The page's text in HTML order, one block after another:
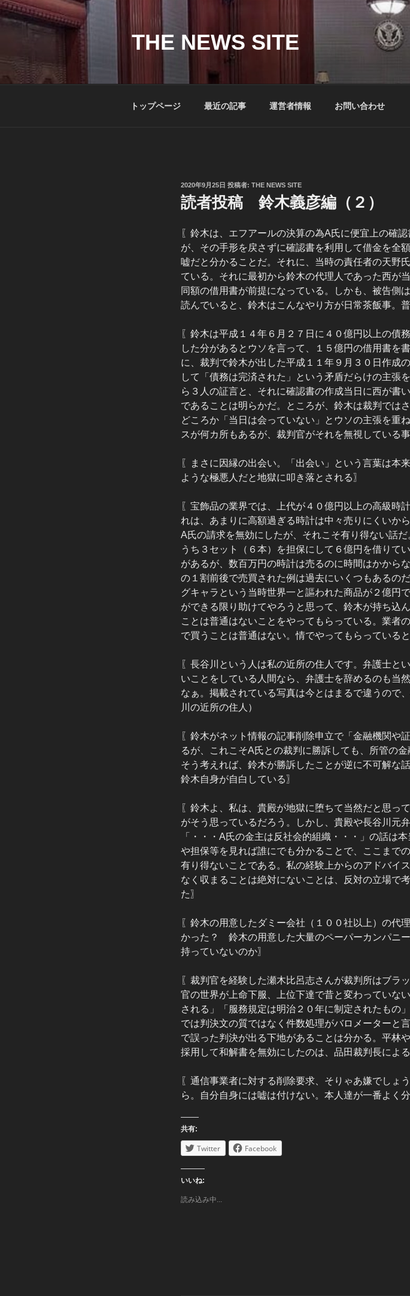
コ
ン
ツ
へ
THE NEWS SITE
トップページ 最近の記事 運営者情報 お問い合わせ
投
稿
日:
2020年9月25日 投稿者: THE NEWS SITE
読者投稿 鈴木義彦編（２）
〖鈴木は、エフアールの決算の為A氏に便宜上の確
が、その手形を戻さずに確認書を利用して借金を全
嘘だと分かることだ。それに、当時の責任者の天野
ている。それに最初から鈴木の代理人であった西が
同額の借用書が前提になっている。しかも、被告側
読んでいると、鈴木はこんなやり方が日常茶飯事。
〖鈴木は平成１４年６月２７日に４０億円以上の債
した分があるとウソを言って、１５億円の借用書を
に、裁判で鈴木が出した平成１１年９月３０日作成
して「債務は完済された」という矛盾だらけの主張
ら３人の証言と、それに確認書の作成当日に西が書
であることは明らかだ。ところが、鈴木は裁判では
どころか「当日は会っていない」とウソの主張を重
スが何カ所もあるが、裁判官がそれを無視している
〖まさに因縁の出会い。「出会い」という言葉は本
ような極悪人だと地獄に叩き落とされる〗
〖宝飾品の業界では、上代が４０億円以上の高級時
れは、あまりに高額過ぎる時計は中々売りにくいか
A氏の請求を無効にしたが、それこそ有り得ない話
うち３セット（６本）を担保にして６億円を借りて
があるが、数百万円の時計は売るのに時間はかから
の１割前後で売買された例は過去にいくつもあるの
グキャラという当時世界一と謳われた商品が２億円
ができる限り助けてやろうと思って、鈴木が持ち込
ことは普通はないことをやってもらっている。業者
で買うことは普通はない。情でやってもらっている
〖長谷川という人は私の近所の住人です。弁護士と
いことをしている人間なら、弁護士を辞めるのも当
なぁ。掲載されている写真は今とはまるで違うので
川の近所の住人）
〖鈴木がネット情報の記事削除申立で「金融機関や
るが、これこそA氏との裁判に勝訴しても、所管の
そう考えれば、鈴木が勝訴したことが逆に不可解な
鈴木自身が自白している〗
〖鈴木よ、私は、貴殿が地獄に堕ちて当然だと思っ
がそう思っているだろう。しかし、貴殿や長谷川元
「・・・A氏の金主は反社会的組織・・・」の話は
や担保等を見れば誰にでも分かることで、ここまで
有り得ないことである。私の経験上からのアドバイ
なく収まることは絶対にないことは、反対の立場で
た〗
〖鈴木の用意したダミー会社（１００社以上）の代
かった？ 鈴木の用意した大量のペーパーカンパニ
持っていないのか〗
〖裁判官を経験した瀬木比呂志さんが裁判所はブラ
官の世界が上命下服、上位下達で昔と変わっていな
される」「服務規定は明治２０年に制定されたもの
では判決文の質ではなく件数処理がバロメーターと
で誤った判決が出る下地があることは分かる。平林
採用して和解書を無効にしたのは、品田裁判長によ
〖通信事業者に対する削除要求、そりゃあ嫌でしょ
ら。自分自身には嘘は付けない。本人達が一番よく
共有:
Twitter Facebook
いいね:
読み込み中...